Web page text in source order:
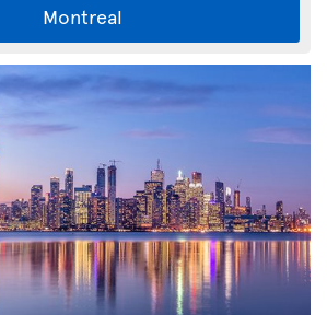
Montreal